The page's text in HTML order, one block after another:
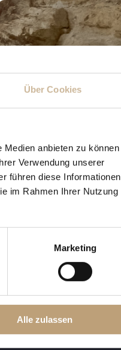
Über Cookies
anbieten zu können
Verwendung unserer
führen diese Informationen
im Rahmen Ihrer Nutzung
Marketing
Alle zulassen